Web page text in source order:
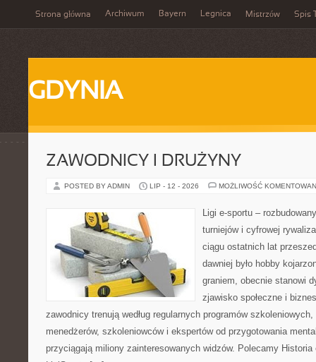
Strona główna Archiwum Bayern Legnica Mistrzów Spis
GDYNIA
ZAWODNICY I DRUŻYNY
POSTED BY ADMIN LIP - 12 - 2026 MOŻLIWOŚĆ
Ligi e-sportu –
turniejów i cyfrowej
ciągu ostatnich lat
dawniej było hobby
graniem, obecnie stanowi
zjawisko społeczne i
zawodnicy trenują według regularnych programów
menedżerów, szkoleniowców i ekspertów od przygotowania
przyciągają miliony zainteresowanych widzów. Polecamy